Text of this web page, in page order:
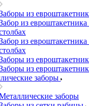
из
из
из
из
из
заборы
заборы